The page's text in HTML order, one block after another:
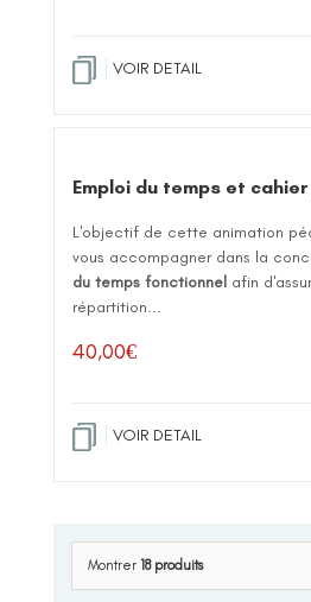
VOIR DETAIL
Emploi du temps et
L'objectif de cette animation
vous accompagner dans la
du temps fonctionnel afin
répartition...
40,00€
VOIR DETAIL
Montrer 18 produits